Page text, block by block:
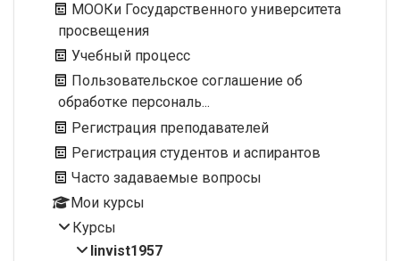
МООКи Государственного университета
просвещения
Учебный процесс
Пользовательское соглашение об
обработке персональ...
Регистрация преподавателей
Регистрация студентов и аспирантов
Часто задаваемые вопросы
Мои курсы
Курсы
linvist1957